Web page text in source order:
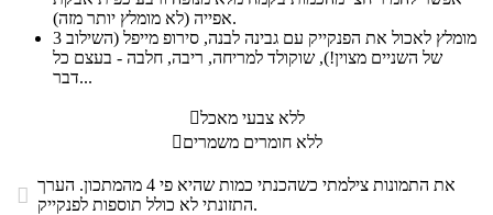
אפייה (לא מומלץ יותר מזה).
3
של השניים מצוין!), שוקולד למריחה, ריבה, חלבה - בעצם כל
דבר...
ללא צבעי מאכל
ללא חומרים משמרים
 את התמונות צילמתי כשהכנתי כמות שהיא פי 4 מהמתכון. הערך
התזונתי לא כולל תוספות לפנקייק.